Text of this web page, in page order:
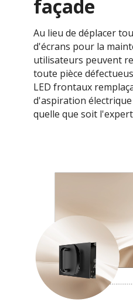
façade
Au lieu de déplacer
d'écrans pour la
utilisateurs peuvent
toute pièce
LED frontaux
d'aspiration
quelle que soit